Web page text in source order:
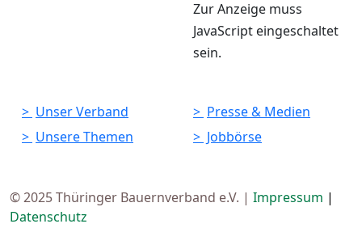
Zur Anzeige muss
JavaScript eingeschaltet
sein.
Unser Verband
Unsere Themen
Presse & Medien
Jobbörse
© 2025 Thüringer Bauernverband e.V. | Impressum |
Datenschutz